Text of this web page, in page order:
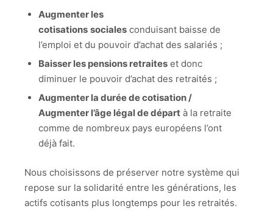
Augmenter les
cotisations socialesconduisant baisse de
l’emploi et du pouvoir d’achat des salariés ;
Baisser les pensions retraiteset donc
diminuer le pouvoir d’achat des retraités ;
Augmenter la durée de cotisation /
Augmenter l’âge légal de départà la retraite
comme de nombreux pays européens l’ont
déjà fait.
Nous choisissons de préserver notre système qui
repose sur la solidarité entre les générations, les
actifs cotisants plus longtemps pour les retraités.